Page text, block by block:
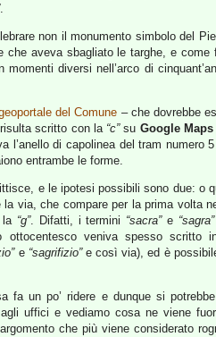
.
non il monumento simbolo del
che aveva sbagliato le targhe, e
momenti diversi nell’arco di
del Comune – che dovrebbe
scritto con la “c”su Google Maps
l’anello di capolinea del tram numero
entrambe le forme.
e le ipotesi possibili sono due: o
la via, che compare per la prima volta
“g”. Difatti, i termini “sacra”e “sagra”
ottocentesco veniva spesso scritto
e “sagrifizio”e così via), ed è
fa un po’ ridere e dunque si
uffici e vediamo cosa ne viene
che più viene considerato